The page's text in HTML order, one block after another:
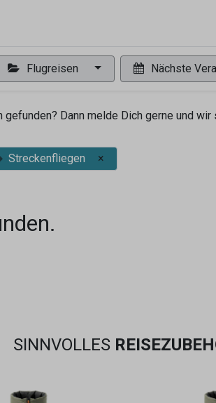
Flugreisen Nächste
Dann melde Dich gerne und
Streckenfliegen ×
SINNVOLLES